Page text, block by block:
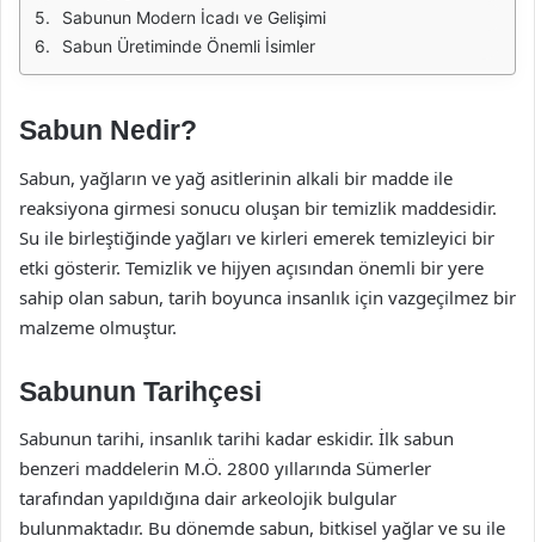
Sabunun Modern İcadı ve Gelişimi
Sabun Üretiminde Önemli İsimler
Sabun Nedir?
Sabun, yağların ve yağ asitlerinin alkali bir madde ile
reaksiyona girmesi sonucu oluşan bir temizlik maddesidir.
Su ile birleştiğinde yağları ve kirleri emerek temizleyici bir
etki gösterir. Temizlik ve hijyen açısından önemli bir yere
sahip olan sabun, tarih boyunca insanlık için vazgeçilmez bir
malzeme olmuştur.
Sabunun Tarihçesi
Sabunun tarihi, insanlık tarihi kadar eskidir. İlk sabun
benzeri maddelerin M.Ö. 2800 yıllarında Sümerler
tarafından yapıldığına dair arkeolojik bulgular
bulunmaktadır. Bu dönemde sabun, bitkisel yağlar ve su ile